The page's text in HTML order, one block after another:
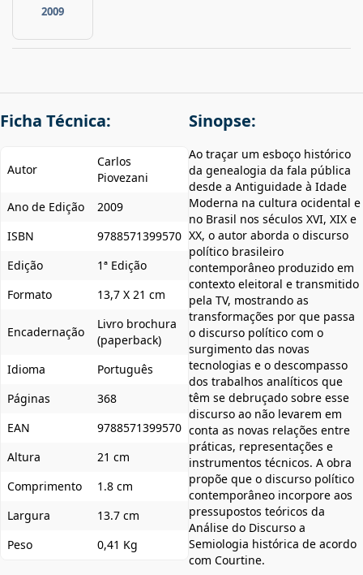
2009
Ficha Técnica:
Autor
Carlos
Piovezani
Ano de Edição
2009
ISBN
9788571399570
Edição
1ª Edição
Formato
13,7 X 21 cm
Encadernação
Livro brochura
(paperback)
Idioma
Português
Páginas
368
EAN
9788571399570
Altura
21 cm
Comprimento
1.8 cm
Largura
13.7 cm
Peso
0,41 Kg
Sinopse:
Ao traçar um esboço histórico
da genealogia da fala pública
desde a Antiguidade à Idade
Moderna na cultura ocidental e
no Brasil nos séculos XVI, XIX e
XX, o autor aborda o discurso
político brasileiro
contemporâneo produzido em
contexto eleitoral e transmitido
pela TV, mostrando as
transformações por que passa
o discurso político com o
surgimento das novas
tecnologias e o descompasso
dos trabalhos analíticos que
têm se debruçado sobre esse
discurso ao não levarem em
conta as novas relações entre
práticas, representações e
instrumentos técnicos. A obra
propõe que o discurso político
contemporâneo incorpore aos
pressupostos teóricos da
Análise do Discurso a
Semiologia histórica de acordo
com Courtine.